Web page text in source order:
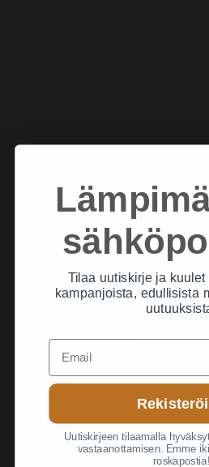
Tulikivi
Lue lisää
Tilaa uutiskirje ja
kampanjoista, edullisista
Email
Uutiskirjeen tilaamalla
vastaanottamisen. Emme
roskapostia!